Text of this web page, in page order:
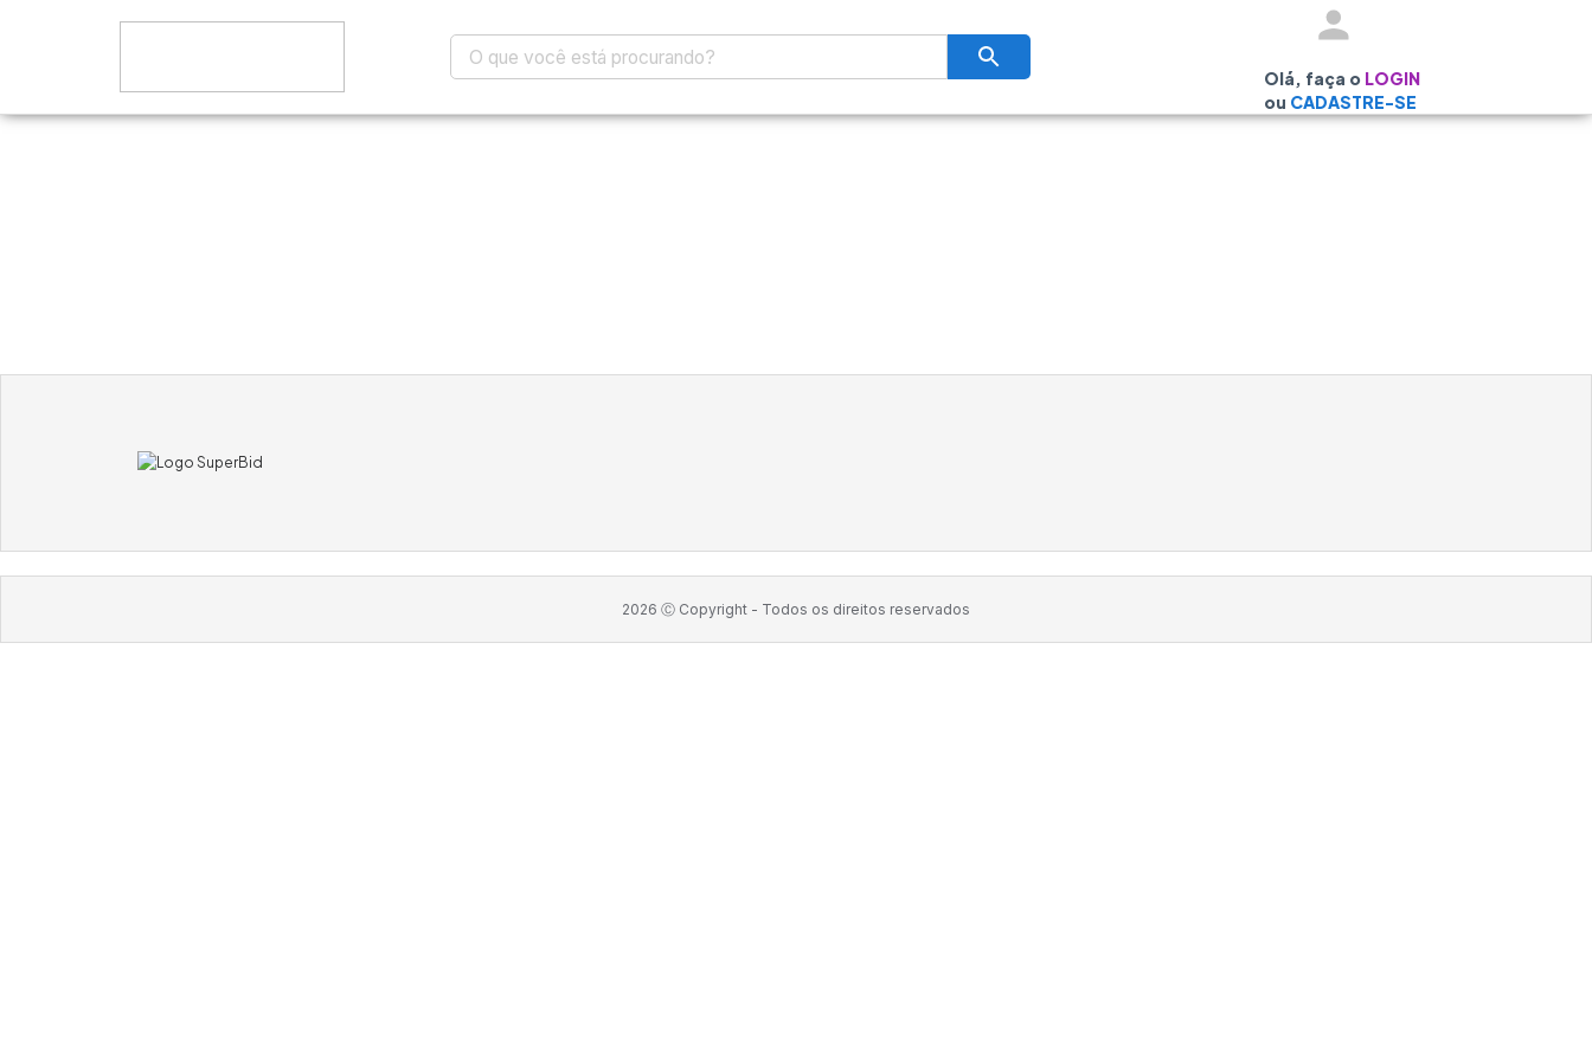
Olá, faça o LOGIN
ou CADASTRE-SE
2026 Ⓒ Copyright - Todos os direitos reservados